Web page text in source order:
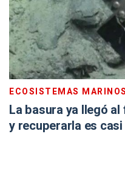
ECOSISTEMAS MARINOS
La basura ya llegó
y recuperarla es